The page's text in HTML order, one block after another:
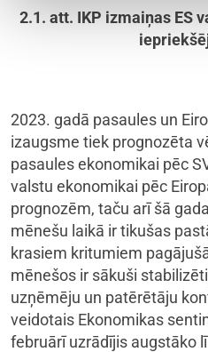
2.1. att. IKP izmaiņas ES
2023. gadā pasaules un
izaugsme tiek prognozēta
pasaules ekonomikai pēc
valstu ekonomikai pēc
prognozēm, taču arī šā
mēnešu laikā ir tikušas
krasiem kritumiem
mēnešos ir sākuši
uzņēmēju un patērētāju
veidotais Ekonomikas
februārī uzrādījis augstāko